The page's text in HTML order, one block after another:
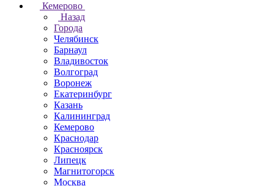
Кемерово
Назад
Города
Челябинск
Барнаул
Владивосток
Волгоград
Воронеж
Екатеринбург
Казань
Калининград
Кемерово
Краснодар
Красноярск
Липецк
Магнитогорск
Москва